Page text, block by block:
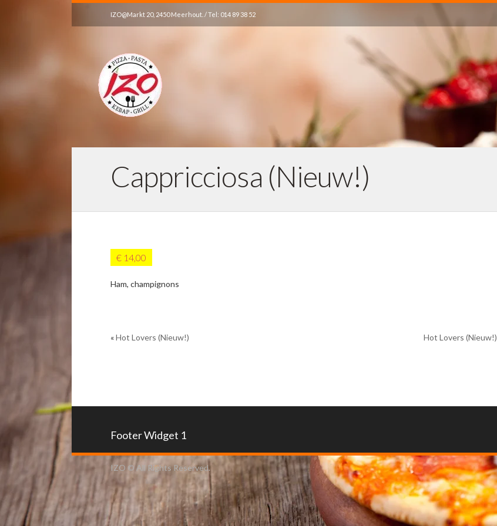
IZO@Markt 20, 2450 Meerhout. / Tel: 014 89 38 52
Cappricciosa (Nieuw!)
€ 14,00
Ham, champignons
«Hot Lovers (Nieuw!) Hot Lovers (Nieuw!)
Footer Widget 1
IZO © All Rights Reserved.